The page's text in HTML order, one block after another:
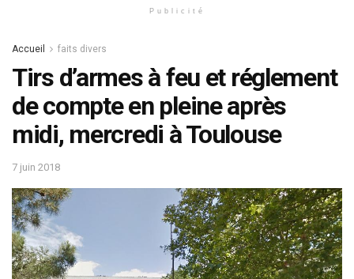
Publicité
Accueil faits divers
Tirs d’armes à feu et réglement
de compte en pleine après
midi, mercredi à Toulouse
7 juin 2018